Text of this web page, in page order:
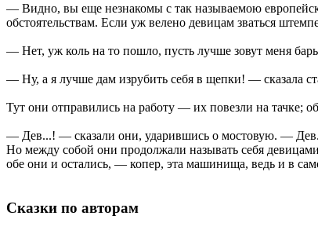
— Видно, вы еще незнакомы с так называемою
обстоятельствам. Если уж велено девицам зваться
— Нет, уж коль на то пошло, пусть лучше зовут меня
— Ну, а я лучше дам изрубить себя в щепки! — сказала
Тут они отправились на работу — их повезли на тачке;
— Дев...! — сказали они, ударившись о мостовую. —
Но между собой они продолжали называть себя
обе они и остались, — копер, эта машинища, ведь и в
Сказки по авторам